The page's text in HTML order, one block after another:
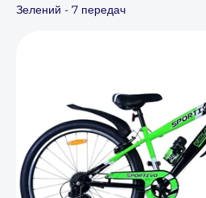
Аксесуари для активного
Для компаній
Зелений - 7 передач